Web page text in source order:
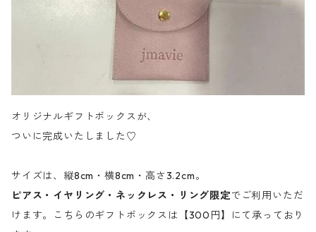
オリジナルギフトボックスが、
ついに完成いたしました♡
サイズは、縦8cm・横8cm・高さ3.2cm。
ピアス・イヤリング・ネックレス・リング限定でご利用いただ
けます。こちらのギフトボックスは【300円】にて承っており